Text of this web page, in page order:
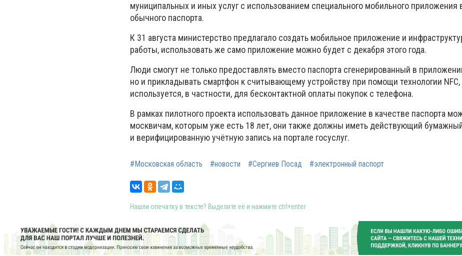
муниципальных и иных услуг с использованием специального мобильного приложения
обычного паспорта.
К 31 августа министерство предлагало создать мобильное приложение и
работы, использовать же само приложение можно будет с декабря этого года.
Люди смогут не только предоставлять вместо паспорта сгенерированный в
но и прикладывать смартфон к считывающему устройству при помощи технологии NFC,
используется, в частности, для бесконтактной оплаты покупок с телефона.
В рамках пилотного проекта использовать данное приложение в качестве паспорта
москвичам, которым уже есть 18 лет, они также должны иметь действующий
и верифицированную учётную запись на портале госуслуг.
#Московская область #новости #Сергиев Посад #электронный паспорт
Нашли опечатку в тексте? Выделите её и нажмите ctrl+enter